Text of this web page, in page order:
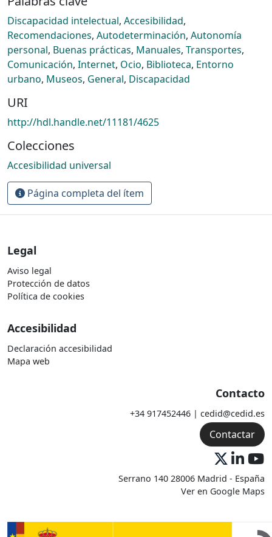
Discapacidad intelectual, Accesibilidad,
Recomendaciones, Autodeterminación, Autonomía
personal, Buenas prácticas, Manuales, Transportes,
Comunicación, Internet, Ocio, Biblioteca, Entorno
urbano, Museos, General, Discapacidad
URI
http://hdl.handle.net/11181/4625
Colecciones
Accesibilidad universal
Página completa del ítem
Legal
Aviso legal
Protección de datos
Política de cookies
Accesibilidad
Declaración accesibilidad
Mapa web
Contacto
+34 917452446 | cedid@cedid.es
Contactar
Serrano 140 28006 Madrid - España
Ver en Google Maps